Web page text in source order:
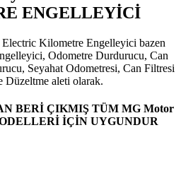
ENGELLEYİCİ
Kilometre Engelleyici bazen
Odometre Durdurucu, Can
Seyahat Odometresi, Can Filtresi
Düzeltme aleti olarak.
BERİ ÇIKMIŞ TÜM MG Motor
İÇİN UYGUNDUR